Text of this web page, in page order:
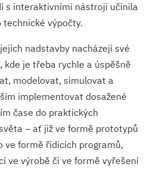
s interaktivními nástroji učinila
technické výpočty.
nadstavby nacházejí své
kde je třeba rychle a úspěšně
modelovat, simulovat a
implementovat dosažené
čase do praktických
– ať již ve formě prototypů
ve formě řídicích programů,
ve výrobě či ve formě vyřešení